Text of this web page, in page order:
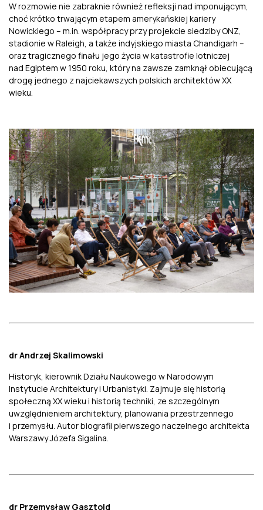
W rozmowie nie zabraknie również refleksji nad imponującym,
choć krótko trwającym etapem amerykańskiej kariery
Nowickiego – m.in. współpracy przy projekcie siedziby ONZ,
stadionie w Raleigh, a także indyjskiego miasta Chandigarh –
oraz tragicznego finału jego życia w katastrofie lotniczej
nad Egiptem w 1950 roku, który na zawsze zamknął obiecującą
drogę jednego z najciekawszych polskich architektów XX
wieku.
dr Andrzej Skalimowski
Historyk, kierownik Działu Naukowego w Narodowym
Instytucie Architektury i Urbanistyki. Zajmuje się historią
społeczną XX wieku i historią techniki, ze szczególnym
uwzględnieniem architektury, planowania przestrzennego
i przemysłu. Autor biografii pierwszego naczelnego architekta
Warszawy Józefa Sigalina.
dr Przemysław Gasztold